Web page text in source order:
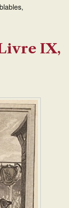
IX,